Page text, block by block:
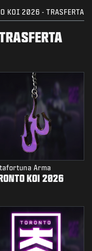
KOI 2026 - TRASFERTA
Arma
KOI 2026